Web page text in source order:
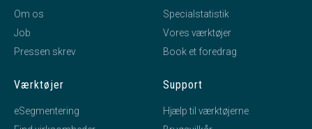
Om os
Job
Pressen skrev
Specialstatistik
Vores værktøjer
Book et foredrag
Værktøjer
eSegmentering
Support
Hjælp til værktøjerne